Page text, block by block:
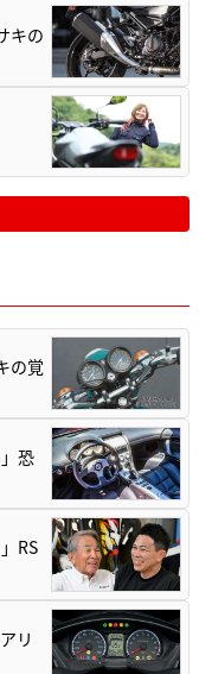
キの
の覚
恐
RS
リ